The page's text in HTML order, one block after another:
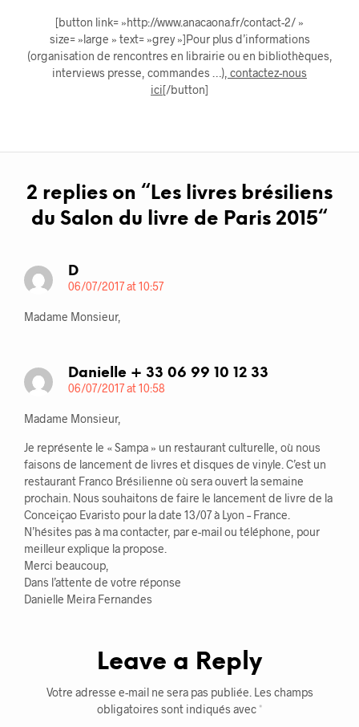
[button link= »http://www.anacaona.fr/contact-2/ »
size= »large » text= »grey »]Pour plus d’informations
(organisation de rencontres en librairie ou en bibliothèques,
interviews presse, commandes …), contactez-nous
ici[/button]
2 replies on “ Les livres brésiliens
du Salon du livre de Paris 2015“
D
06/07/2017 at 10:57
Madame Monsieur,
Danielle + 33 06 99 10 12 33
06/07/2017 at 10:58
Madame Monsieur,
Je représente le « Sampa » un restaurant culturelle, où nous
faisons de lancement de livres et disques de vinyle. C’est un
restaurant Franco Brésilienne où sera ouvert la semaine
prochain. Nous souhaitons de faire le lancement de livre de la
Conceiçao Evaristo pour la date 13/07 à Lyon – France.
N’hésites pas à ma contacter, par e-mail ou téléphone, pour
meilleur explique la propose.
Merci beaucoup,
Dans l’attente de votre réponse
Danielle Meira Fernandes
Leave a Reply
Votre adresse e-mail ne sera pas publiée. Les champs
obligatoires sont indiqués avec *